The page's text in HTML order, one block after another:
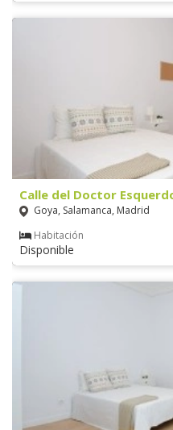
Calle del Doctor
Goya, Salamanca, Madrid
Habitación
Disponible